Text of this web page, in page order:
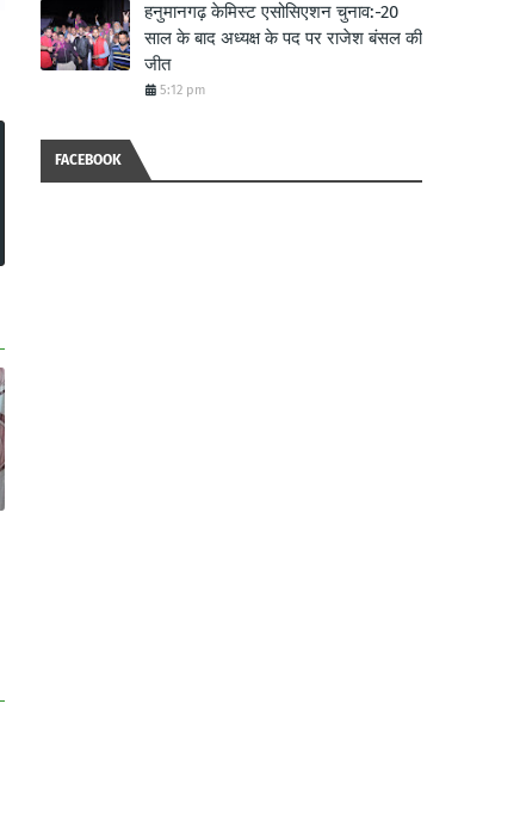
हनुमानगढ़ केमिस्ट एसोसिएशन चुनाव:-20
साल के बाद अध्यक्ष के पद पर राजेश बंसल की
जीत
5:12 pm
FACEBOOK